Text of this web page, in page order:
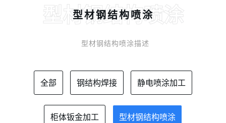
型材钢结构喷涂
型材钢结构喷涂描述
型材钢结构喷涂
全部 钢结构焊接 静电喷涂加工
柜体钣金加工 型材钢结构喷涂